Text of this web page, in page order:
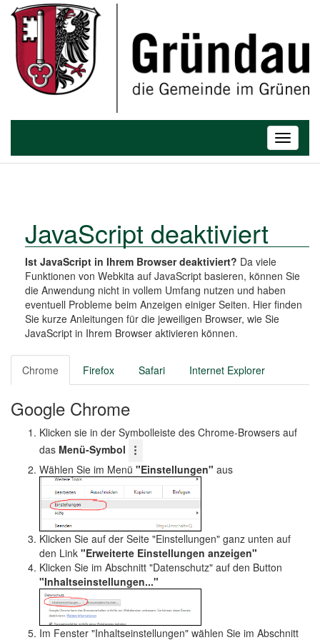
Toggle
JavaScript deaktiviert
Ist JavaScript in Ihrem Browser deaktiviert? Da viele
Funktionen von Webkita auf JavaScript basieren, können Sie
die Anwendung nicht in vollem Umfang nutzen und haben
eventuell Probleme beim Anzeigen einiger Seiten. Hier finden
Sie kurze Anleitungen für die jeweiligen Browser, wie Sie
JavaScript in Ihrem Browser aktivieren können.
T
g
g
v
i
g
a
t
i
o
Chrome Firefox Safari Internet Explorer
Google Chrome
Klicken sie in der Symbolleiste des Chrome-Browsers auf
das Menü-Symbol
Wählen Sie im Menü "Einstellungen" aus
Klicken Sie auf der Seite "Einstellungen" ganz unten auf
den Link "Erweiterte Einstellungen anzeigen"
Klicken Sie im Abschnitt "Datenschutz" auf den Button
"Inhaltseinstellungen..."
Im Fenster "Inhaltseinstellungen" wählen Sie im Abschnitt